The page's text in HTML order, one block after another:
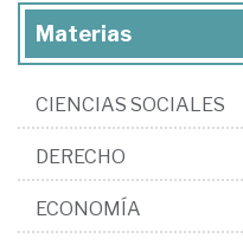
Materias
CIENCIAS SOCIALES
DERECHO
ECONOMÍA